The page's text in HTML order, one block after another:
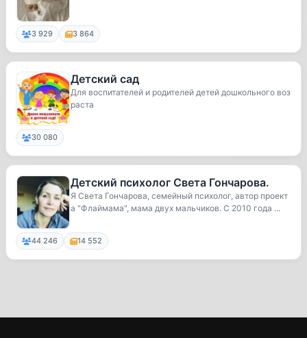
3 929 3 864
Детский сад
Для воспитателей и родителей детей дошкольного воз
раста
30 080
Детский психолог Света Гончарова.
Я Света Гончарова, семейный психолог, автор проект
а "Флаймама", мама двух мальчиков. С 2010 года ...
44 246 14 552